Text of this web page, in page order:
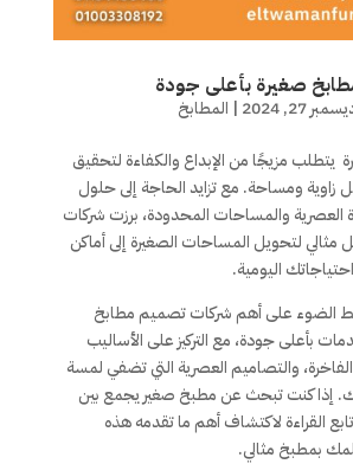
صغيرة بأعلى جودة
27, 2024
| المطابخ
مزيجًا من الإبداع والكفاءة لتحقيق
زاوية ومساحة. مع تزايد الحاجة إلى حلول
العصرية والمساحات المحدودة، برزت شركات
لتحويل المساحات الصغيرة إلى أماكن
اليومية.
الضوء على أهم شركات تصميم مطابخ
بأعلى جودة، مع التركيز على الأساليب
والتصاميم العصرية التي تضفي لمسة
إذا كنت تبحث عن مطبخ صغير يجمع بين
القراءة لاكتشاف أهم ما تقدمه هذه
بمطبخ مثالي.